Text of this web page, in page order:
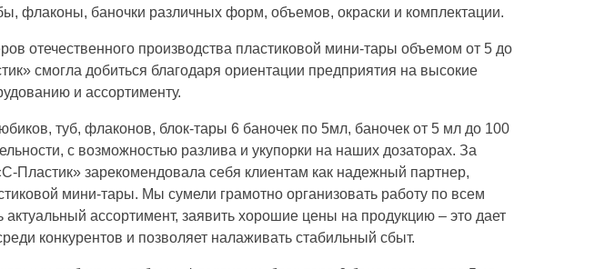
флаконы, баночки различных форм, объемов, окраски и комплектации.
отечественного производства пластиковой мини-тары объемом от 5 до
смогла добиться благодаря ориентации предприятия на высокие
и ассортименту.
туб, флаконов, блок-тары 6 баночек по 5мл, баночек от 5 мл до 100
с возможностью разлива и укупорки на наших дозаторах. За
Пластик» зарекомендовала себя клиентам как надежный партнер,
мини-тары. Мы сумели грамотно организовать работу по всем
ассортимент, заявить хорошие цены на продукцию – это дает
конкурентов и позволяет налаживать стабильный сбыт.